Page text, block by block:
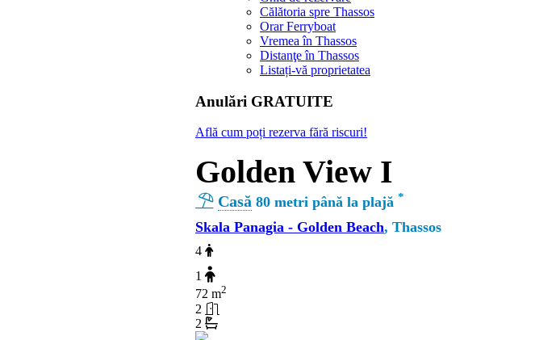
Călătoria spre Thassos
Orar Ferryboat
Vremea în Thassos
Distanţe în Thassos
Listați-vă proprietatea
Αnulări GRATUITE
Află cum poți rezerva fără riscuri!
Golden View I
Casă 80 metri până la plajă *
Skala Panagia - Golden Beach, Thassos
4
1
72 m2
2
2